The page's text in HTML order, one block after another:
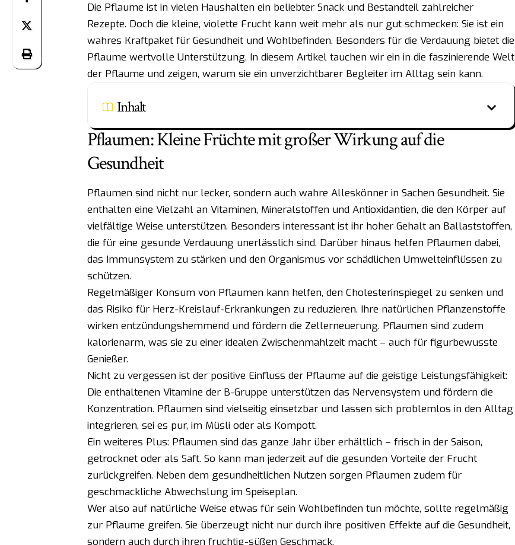
Die Pflaume ist in vielen Haushalten ein beliebter Snack und Bestandteil zahlreicher
Rezepte. Doch die kleine, violette Frucht kann weit mehr als nur gut schmecken: Sie ist ein
wahres Kraftpaket für Gesundheit und Wohlbefinden. Besonders für die Verdauung bietet die
Pflaume wertvolle Unterstützung. In diesem Artikel tauchen wir ein in die faszinierende Welt
der Pflaume und zeigen, warum sie ein unverzichtbarer Begleiter im Alltag sein kann.
Inhalt
Pflaumen: Kleine Früchte mit großer Wirkung auf die
Gesundheit
Pflaumen sind nicht nur lecker, sondern auch wahre Alleskönner in Sachen Gesundheit. Sie
enthalten eine Vielzahl an Vitaminen, Mineralstoffen und Antioxidantien, die den Körper auf
vielfältige Weise unterstützen. Besonders interessant ist ihr hoher Gehalt an Ballaststoffen,
die für eine gesunde Verdauung unerlässlich sind. Darüber hinaus helfen Pflaumen dabei,
das Immunsystem zu stärken und den Organismus vor schädlichen Umwelteinflüssen zu
schützen.
Regelmäßiger Konsum von Pflaumen kann helfen, den Cholesterinspiegel zu senken und
das Risiko für Herz-Kreislauf-Erkrankungen zu reduzieren. Ihre natürlichen Pflanzenstoffe
wirken entzündungshemmend und fördern die Zellerneuerung. Pflaumen sind zudem
kalorienarm, was sie zu einer idealen Zwischenmahlzeit macht – auch für figurbewusste
Genießer.
Nicht zu vergessen ist der positive Einfluss der Pflaume auf die geistige Leistungsfähigkeit:
Die enthaltenen Vitamine der B-Gruppe unterstützen das Nervensystem und fördern die
Konzentration. Pflaumen sind vielseitig einsetzbar und lassen sich problemlos in den Alltag
integrieren, sei es pur, im Müsli oder als Kompott.
Ein weiteres Plus: Pflaumen sind das ganze Jahr über erhältlich – frisch in der Saison,
getrocknet oder als Saft. So kann man jederzeit auf die gesunden Vorteile der Frucht
zurückgreifen. Neben dem gesundheitlichen Nutzen sorgen Pflaumen zudem für
geschmackliche Abwechslung im Speiseplan.
Wer also auf natürliche Weise etwas für sein Wohlbefinden tun möchte, sollte regelmäßig
zur Pflaume greifen. Sie überzeugt nicht nur durch ihre positiven Effekte auf die Gesundheit,
sondern auch durch ihren fruchtig-süßen Geschmack.